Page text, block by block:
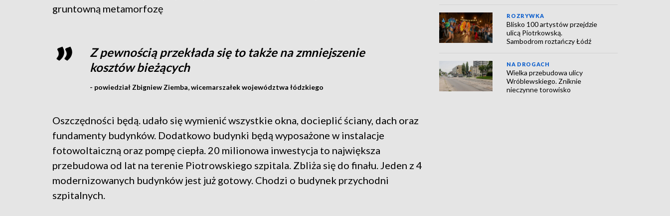
gruntowną metamorfozę
Z pewnością przekłada się to także na zmniejszenie
kosztów bieżących
- powiedział Zbigniew Ziemba, wicemarszałek województwa łódzkiego
Oszczędności będą. udało się wymienić wszystkie okna, docieplić ściany, dach oraz
fundamenty budynków. Dodatkowo budynki będą wyposażone w instalacje
fotowoltaiczną oraz pompę ciepła. 20 milionowa inwestycja to największa
przebudowa od lat na terenie Piotrowskiego szpitala. Zbliża się do finału. Jeden z 4
modernizowanych budynków jest już gotowy. Chodzi o budynek przychodni
szpitalnych.
ROZRYWKA
Blisko 100 artystów przejdzie
ulicą Piotrkowską.
Sambodrom roztańczy Łódź
NA DROGACH
Wielka przebudowa ulicy
Wróblewskiego. Zniknie
nieczynne torowisko